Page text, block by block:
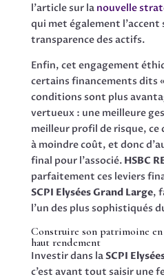
l’article sur la nouvelle
qui met également
transparence des actifs.
Enfin, cet engagement
certains financements dits
conditions sont plus
vertueux : une meilleure
meilleur profil de risque, ce
à moindre coût, et donc
final pour l’associé. HSBC
parfaitement ces leviers
SCPI Elysées Grand Large,
l’un des plus sophistiqués
Construire son patrimoine en
haut rendement
Investir dans laSCPI
c’est avant tout saisir une